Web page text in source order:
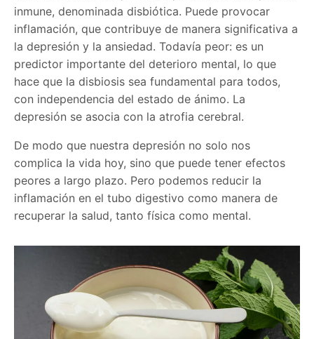
inmune, denominada disbiótica. Puede provocar
inflamación, que contribuye de manera significativa a
la depresión y la ansiedad. Todavía peor: es un
predictor importante del deterioro mental, lo que
hace que la disbiosis sea fundamental para todos,
con independencia del estado de ánimo. La
depresión se asocia con la atrofia cerebral.
De modo que nuestra depresión no solo nos
complica la vida hoy, sino que puede tener efectos
peores a largo plazo. Pero podemos reducir la
inflamación en el tubo digestivo como manera de
recuperar la salud, tanto física como mental.